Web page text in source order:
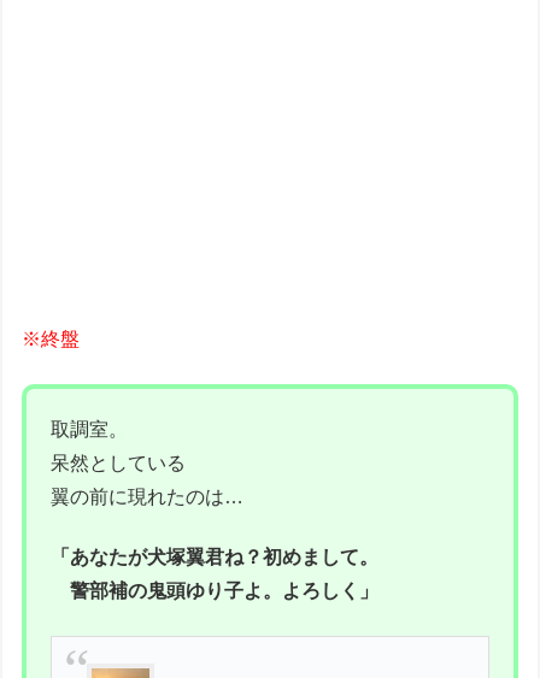
※終盤
取調室。
呆然としている
翼の前に現れたのは…
「あなたが犬塚翼君ね？初めまして。
警部補の鬼頭ゆり子よ。よろしく」